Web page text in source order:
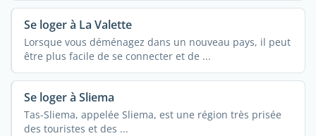
Se loger à La Valette
Lorsque vous déménagez dans un nouveau pays, il peut
être plus facile de se connecter et de ...
Se loger à Sliema
Tas-Sliema, appelée Sliema, est une région très prisée
des touristes et des ...